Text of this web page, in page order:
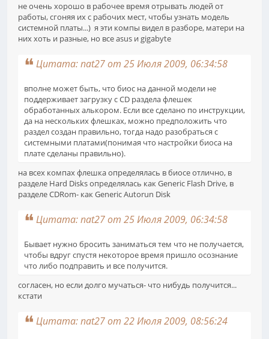
не очень хорошо в рабочее время отрывать людей от
работы, сгоняя их с рабочих мест, чтобы узнать модель
системной платы...) я эти компы видел в разборе, матери на
них хоть и разные, но все asus и gigabyte
Цитата: nat27 от 25 Июля 2009, 06:34:58
вполне может быть, что биос на данной модели не
поддерживает загрузку с CD раздела флешек
обработанных алькором. Если все сделано по инструкции,
да на нескольких флешках, можно предположить что
раздел создан правильно, тогда надо разобраться с
системными платами(понимая что настройки биоса на
плате сделаны правильно).
на всех компах флешка определялась в биосе отлично, в
разделе Hard Disks определялась как Generic Flash Drive, в
разделе CDRom- как Generic Autorun Disk
Цитата: nat27 от 25 Июля 2009, 06:34:58
Бывает нужно бросить заниматься тем что не получается,
чтобы вдруг спустя некоторое время пришло осознание
что либо подправить и все получится.
согласен, но если долго мучаться- что нибудь получится...
кстати
Цитата: nat27 от 22 Июля 2009, 08:56:24